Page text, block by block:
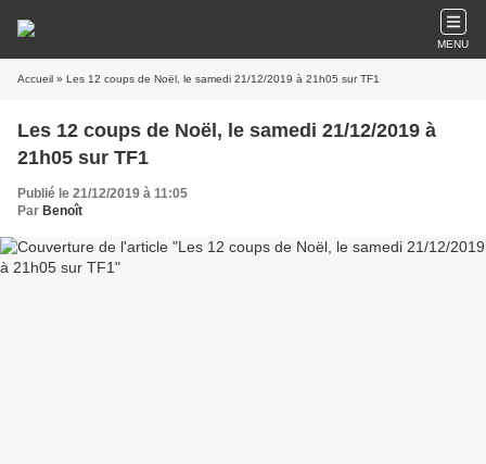
MENU
Accueil » Les 12 coups de Noël, le samedi 21/12/2019 à 21h05 sur TF1
Les 12 coups de Noël, le samedi 21/12/2019 à
21h05 sur TF1
Publié le 21/12/2019 à 11:05
Par Benoît